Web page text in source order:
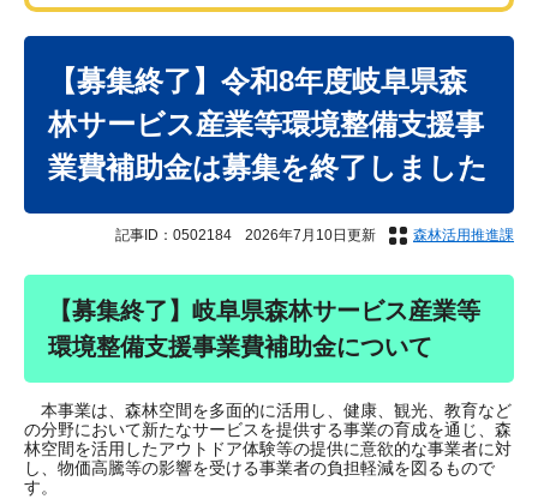
【募集終了】令和8年度岐阜県森
林サービス産業等環境整備支援事
業費補助金は募集を終了しました
記事ID：0502184 2026年7月10日更新 森林活用推進課
【募集終了】岐阜県森林サービス産業等
環境整備支援事業費補助金について
本事業は、森林空間を多面的に活用し、健康、観光、教育など
の分野において新たなサービスを提供する事業の育成を通じ、森
林空間を活用したアウトドア体験等の提供に意欲的な事業者に対
し、物価高騰等の影響を受ける事業者の負担軽減を図るもので
す。